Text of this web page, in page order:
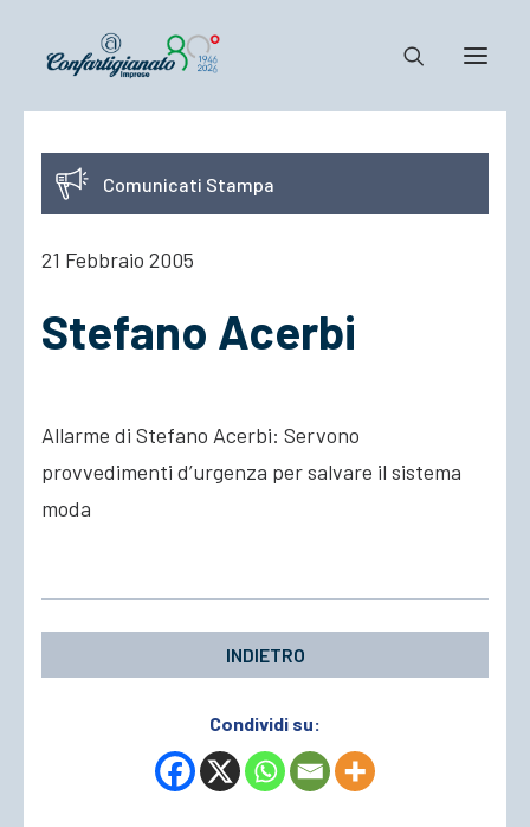
Notizie e Documenti
Confartigianato
Cosa Facciamo
ACCEDI
Comunicati Stampa
21 Febbraio 2005
Stefano Acerbi
Allarme di Stefano Acerbi: Servono
provvedimenti d’urgenza per salvare il sistema
moda
INDIETRO
Condividi su: